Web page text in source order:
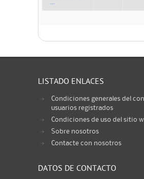
LISTADO ENLACES
Condiciones generales del
usuarios registrados
Condiciones de uso del sitio
Sobre nosotros
Contacte con nosotros
DATOS DE CONTACTO